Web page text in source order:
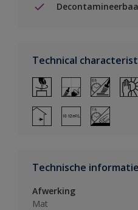
Technical
Technische informatie
Afwerking
Mat